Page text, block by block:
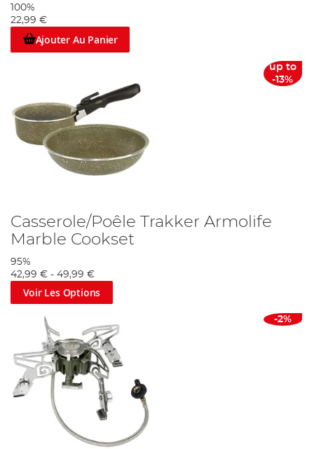
100%
22,99 €
Ajouter Au Panier
up to
-13%
Casserole/Poêle Trakker Armolife
Marble Cookset
95%
42,99 € - 49,99 €
Voir Les Options
-2%